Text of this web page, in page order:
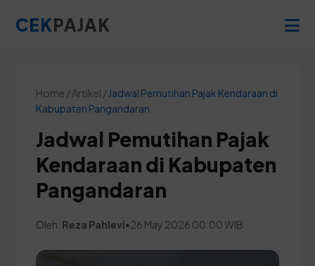
CEKPAJAK
Home / Artikel / Jadwal Pemutihan Pajak Kendaraan di
Kabupaten Pangandaran
Jadwal Pemutihan Pajak
Kendaraan di Kabupaten
Pangandaran
Oleh: Reza Pahlevi•26 May 2026 00:00 WIB